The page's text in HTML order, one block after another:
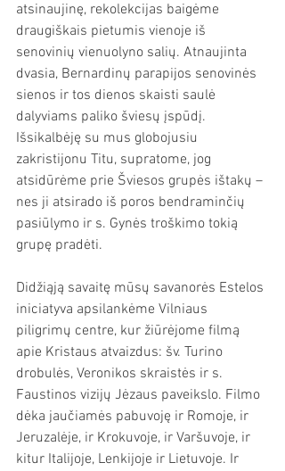
atsinaujinę, rekolekcijas baigėme
draugiškais pietumis vienoje iš
senovinių vienuolyno salių. Atnaujinta
dvasia, Bernardinų parapijos senovinės
sienos ir tos dienos skaisti saulė
dalyviams paliko šviesų įspūdį.
Išsikalbėję su mus globojusiu
zakristijonu Titu, supratome, jog
atsidūrėme prie Šviesos grupės ištakų –
nes ji atsirado iš poros bendraminčių
pasiūlymo ir s. Gynės troškimo tokią
grupę pradėti.
Didžiąją savaitę mūsų savanorės Estelos
iniciatyva apsilankėme Vilniaus
piligrimų centre, kur žiūrėjome filmą
apie Kristaus atvaizdus: šv. Turino
drobulės, Veronikos skraistės ir s.
Faustinos vizijų Jėzaus paveikslo. Filmo
dėka jaučiamės pabuvoję ir Romoje, ir
Jeruzalėje, ir Krokuvoje, ir Varšuvoje, ir
kitur Italijoje, Lenkijoje ir Lietuvoje. Ir